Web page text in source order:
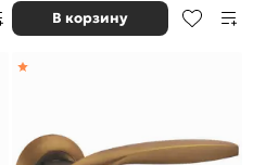
В корзину